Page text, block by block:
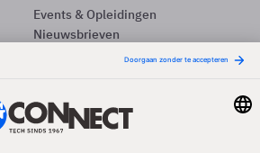
Events & Opleidingen
Nieuwsbrieven